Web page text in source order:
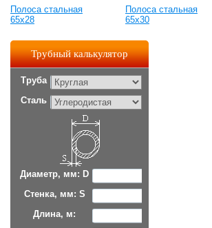
Полоса стальная
65x28
Полоса стальная
65x30
Трубный калькулятор
Труба
Сталь
Диаметр, мм: D
Стенка, мм: S
Длина, м: